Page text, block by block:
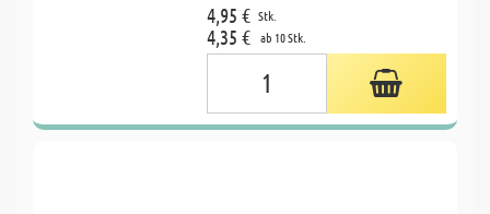
4,95 € Stk.
4,35 € ab 10 Stk.